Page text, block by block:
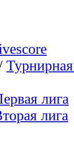
лига
лига